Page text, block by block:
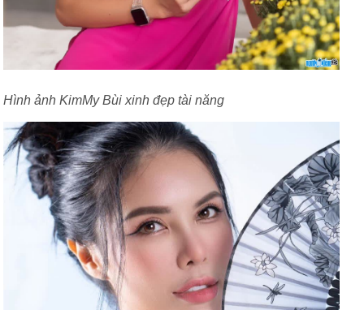
Hình ảnh KimMy Bùi xinh đẹp tài năng